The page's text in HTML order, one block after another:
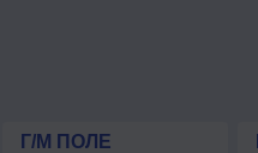
Г/М ПОЛЕ